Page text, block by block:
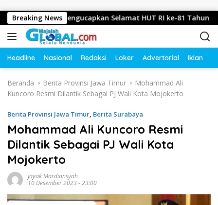
Breaking News
Mengucapkan Selamat HUT RI ke-81 Tahun 2026
Headline Nasional Redaksi Loker Advertorial Iklan
Beranda Berita Provinsi Jawa Timur
Mohammad Ali
Kuncoro Resmi Dilantik Sebagai PJ Wali Kota Mojokerto
Berita Provinsi Jawa Timur, Berita Surabaya
Mohammad Ali Kuncoro Resmi
Dilantik Sebagai PJ Wali Kota
Mojokerto
Jayak Mardiansyah
10 Desember 2023 - 23:00